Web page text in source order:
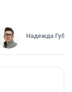
Надежда